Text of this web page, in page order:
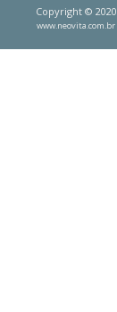
Copyright © 2020
www.neovita.com.br